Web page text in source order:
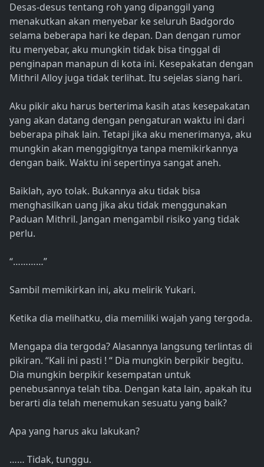
Desas-desus tentang roh yang dipanggil yang
menakutkan akan menyebar ke seluruh Badgordo
selama beberapa hari ke depan. Dan dengan rumor
itu menyebar, aku mungkin tidak bisa tinggal di
penginapan manapun di kota ini. Kesepakatan dengan
Mithril Alloy juga tidak terlihat. Itu sejelas siang hari.
Aku pikir aku harus berterima kasih atas kesepakatan
yang akan datang dengan pengaturan waktu ini dari
beberapa pihak lain. Tetapi jika aku menerimanya, aku
mungkin akan menggigitnya tanpa memikirkannya
dengan baik. Waktu ini sepertinya sangat aneh.
Baiklah, ayo tolak. Bukannya aku tidak bisa
menghasilkan uang jika aku tidak menggunakan
Paduan Mithril. Jangan mengambil risiko yang tidak
perlu.
“…………”
Sambil memikirkan ini, aku melirik Yukari.
Ketika dia melihatku, dia memiliki wajah yang tergoda.
Mengapa dia tergoda? Alasannya langsung terlintas di
pikiran. “Kali ini pasti ! “ Dia mungkin berpikir begitu.
Dia mungkin berpikir kesempatan untuk
penebusannya telah tiba. Dengan kata lain, apakah itu
berarti dia telah menemukan sesuatu yang baik?
Apa yang harus aku lakukan?
…… Tidak, tunggu.